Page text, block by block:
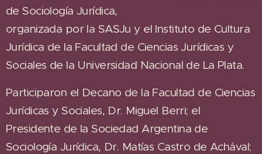
de Sociología Jurídica,
organizada por la SASJu y el Instituto de Cultura
Jurídica de la Facultad de Ciencias Jurídicas y
Sociales de la Universidad Nacional de La Plata.
Participaron el Decano de la Facultad de Ciencias
Jurídicas y Sociales, Dr. Miguel Berri; el
Presidente de la Sociedad Argentina de
Sociología Jurídica, Dr. Matías Castro de Achával;